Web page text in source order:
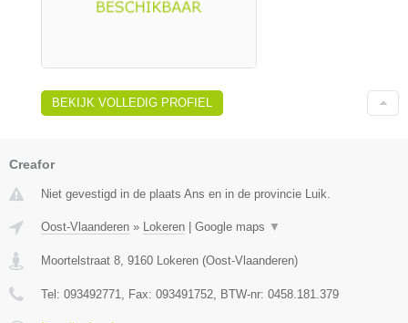
BEKIJK VOLLEDIG PROFIEL
Creafor
Niet gevestigd in de plaats Ans en in de provincie Luik.
Oost-Vlaanderen » Lokeren Google maps ▼
Moortelstraat 8, 9160 Lokeren (Oost-Vlaanderen)
Tel: 093492771, Fax: 093491752, BTW-nr: 0458.181.379